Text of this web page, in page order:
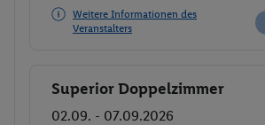
Weitere Informationen des
Veranstalters
Buchen
Superior Doppelzimmer
02.09. - 07.09.2026